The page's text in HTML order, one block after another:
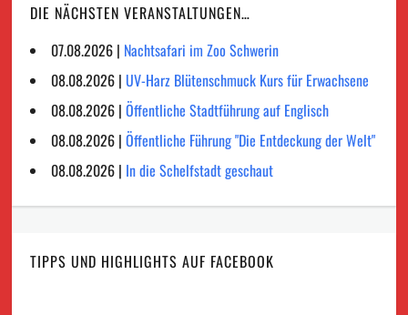
DIE NÄCHSTEN VERANSTALTUNGEN…
07.08.2026 | Nachtsafari im Zoo Schwerin
08.08.2026 | UV-Harz Blütenschmuck Kurs für Erwachsene
08.08.2026 |Öffentliche Stadtführung auf Englisch
08.08.2026 |Öffentliche Führung "Die Entdeckung der Welt"
08.08.2026 | In die Schelfstadt geschaut
TIPPS UND HIGHLIGHTS AUF FACEBOOK